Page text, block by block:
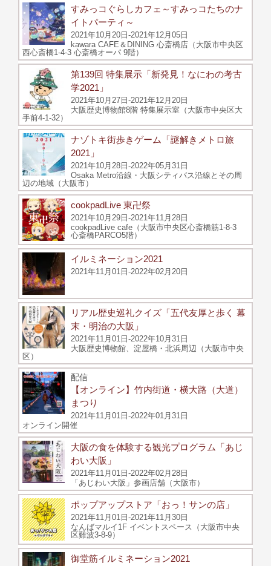
すみっコぐらしカフェ～すみっコたちのナ
イトパーティ～
2021年10月20日-2021年12月05日
kawara CAFE＆DINING 心斎橋店（大阪市中央区
西心斎橋1-4-3 心斎橋オーパ 9階）
第139回 特集展示「新発見！なにわの考古
学2021」
2021年10月27日-2021年12月20日
大阪歴史博物館8階 特集展示室（大阪市中央区大
手前4-1-32）
ナゾトキ街歩きゲーム「謎解きメトロ旅
2021」
2021年10月28日-2022年05月31日
Osaka Metro沿線・大阪シティバス沿線とその周
辺の地域（大阪市）
cookpadLive 東卍祭
2021年10月29日-2021年11月28日
cookpadLive cafe（大阪市中央区心斎橋筋1-8-3
心斎橋PARCO5階）
イルミネーション2021
2021年11月01日-2022年02月20日
リアル歴史巡礼クイズ「五代友厚と歩く 幕
末・明治の大阪」
2021年11月01日-2022年10月31日
大阪歴史博物館、淀屋橋・北浜周辺（大阪市中央
区）
配信
【オンライン】竹内街道・横大路（大道）
まつり
2021年11月01日-2022年01月31日
オンライン開催
大阪の食を体験する観光プログラム「あじ
わい大阪」
2021年11月01日-2022年02月28日
「あじわい大阪」参画店舗（大阪市）
ポップアップストア「おっ！サンの店」
2021年11月01日-2021年11月30日
なんばマルイ1F イベントスペース（大阪市中央
区難波3-8-9）
御堂筋イルミネーション2021